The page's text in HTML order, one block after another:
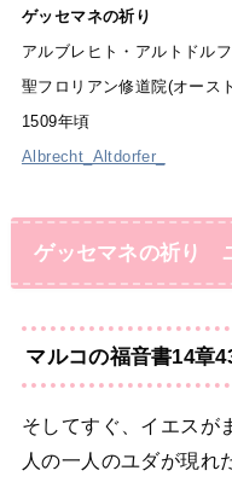
ゲッセマネの祈り
アルブレヒト・アルトドル
聖フロリアン修道院(オース
1509年頃
Albrecht_Altdorfer_
ゲッセマネの祈り
マルコの福音書14章
そしてすぐ、イエスが
人の一人のユダが現れ